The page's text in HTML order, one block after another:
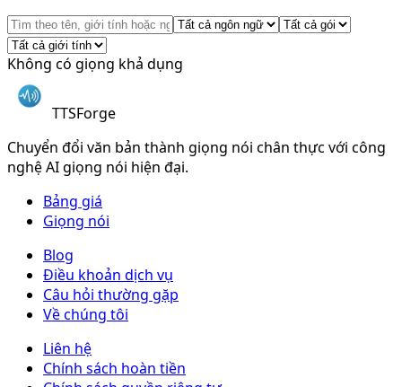
Không có giọng khả dụng
TTSForge
Chuyển đổi văn bản thành giọng nói chân thực với công
nghệ AI giọng nói hiện đại.
Bảng giá
Giọng nói
Blog
Điều khoản dịch vụ
Câu hỏi thường gặp
Về chúng tôi
Liên hệ
Chính sách hoàn tiền